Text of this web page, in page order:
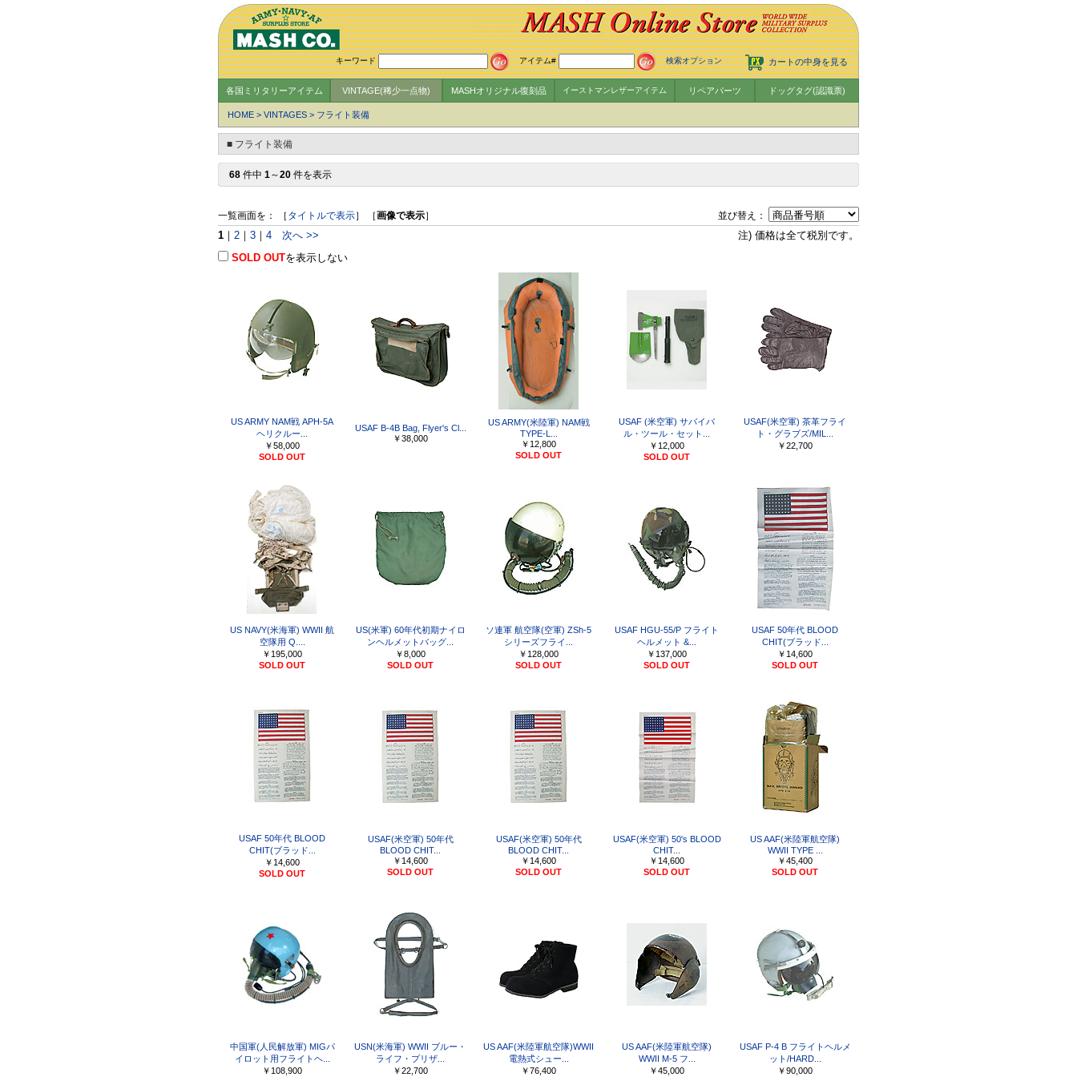
カートの中身を見る
キーワード アイテム# 検索オプション
各国ミリタリーアイテム VINTAGE(稀少一点物) MASHオリジナル復刻品 イーストマンレザーアイテム リペアパーツ ドッグタグ(認識票)
HOME > VINTAGES > フライト装備
■ フライト装備
68 件中 1～20 件を表示
一覧画面を： ［ タイトルで表示］ ［画像で表示］ 並び替え：
1 ｜ 2 ｜ 3 ｜ 4 次へ >>
注) 価格は全て税別です。
SOLD OUTを表示しない
US ARMY NAM戦 APH-5A
ヘリクルー...
￥58,000
SOLD OUT
USAF B-4B Bag, Flyer's Cl...
￥38,000
US ARMY(米陸軍) NAM戦
TYPE-L...
￥12,800
SOLD OUT
USAF (米空軍) サバイバ
ル・ツール・セット...
￥12,000
SOLD OUT
USAF(米空軍) 茶革フライ
ト・グラブズ/MIL...
￥22,700
US NAVY(米海軍) WWII 航
空隊用 Q....
￥195,000
SOLD OUT
US(米軍) 60年代初期ナイロ
ンヘルメットバッグ...
￥8,000
SOLD OUT
ソ連軍 航空隊(空軍) ZSh-5
シリーズフライ...
￥128,000
SOLD OUT
USAF HGU-55/P フライト
ヘルメット &...
￥137,000
SOLD OUT
USAF 50年代 BLOOD
CHIT(ブラッド...
￥14,600
SOLD OUT
USAF 50年代 BLOOD
CHIT(ブラッド...
￥14,600
SOLD OUT
USAF(米空軍) 50年代
BLOOD CHIT...
￥14,600
SOLD OUT
USAF(米空軍) 50年代
BLOOD CHIT...
￥14,600
SOLD OUT
USAF(米空軍) 50's BLOOD
CHIT...
￥14,600
SOLD OUT
US AAF(米陸軍航空隊)
WWII TYPE ...
￥45,400
SOLD OUT
中国軍(人民解放軍) MIGパ
イロット用フライトヘ...
￥108,900
USN(米海軍) WWII ブルー・
ライフ・プリザ...
￥22,700
US AAF(米陸軍航空隊)WWII
電熱式シュー...
￥76,400
US AAF(米陸軍航空隊)
WWII M-5 フ...
￥45,000
USAF P-4 B フライトヘルメ
ット/HARD...
￥90,000